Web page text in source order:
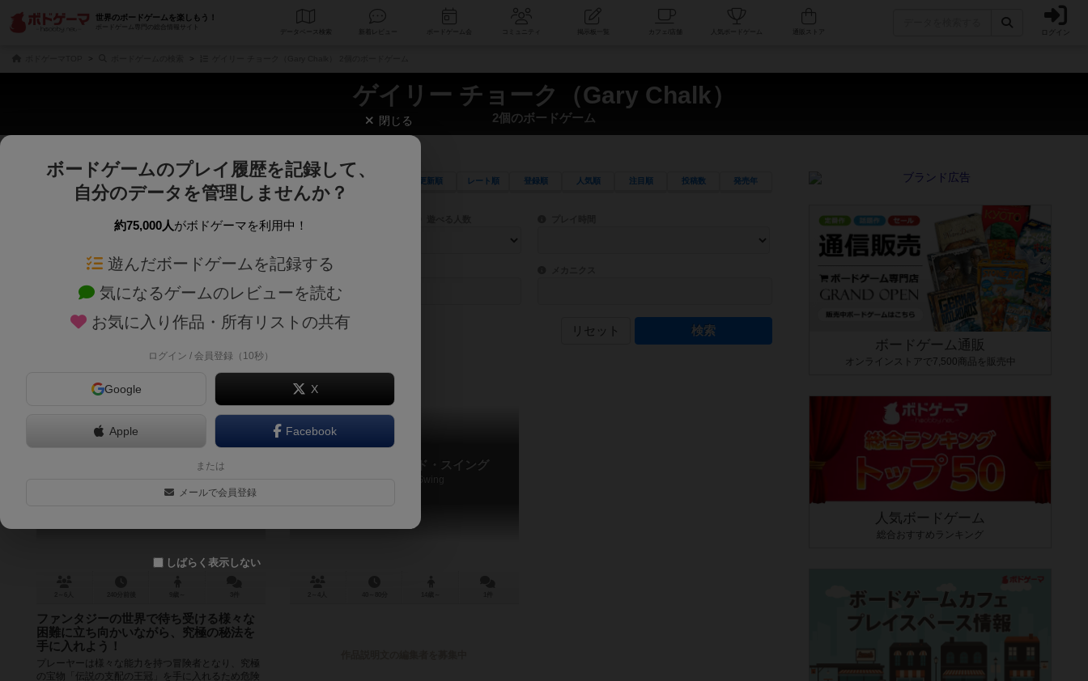
世界のボードゲームを楽しもう！
ボードゲーム専門の総合情報サイト
データベース コミュニティ 人気ボードゲーム ログイン
ゲイリー チョーク（Gary Chalk）
2個のボードゲーム
じっくり表示 更新順 レート順 登録順 人気順 注目順 投稿数 発売年
商品名、商品説明文、デザイナー名、テーマ名、メカニクス名を対象にフリーワード検索ができます。
ゲームデザイナー名を指定して検索できます。
ゲームデザイナー 目安となる所要時間を指定することができます。マニュアルを読む時間や参加者へのルール説明時間は含まれていないため、初めて
対象年齢を指定します。 世界観や登場人物などモチーフ・ストーリーを指定することができます。直感的にゲームシステムを理解できるよう、中世ファンタジー・クッキング・海賊同士の対決など、ゲームコンセプトを絞
テーマ/フレーバー ゲーム性を構成するコアシステムです。主にボードゲームに慣れている方向けの絞込機能です。例えば「ダイスロール」はランダ
リセット
ファンタジーの世界で待ち受ける様々な
困難に立ち向かいながら、究極の秘法を
手に入れよう！
プレーヤーは様々な能力を持つ冒険者となり、究極
の宝物「伝説の支配の王冠」を手に入れるため危険
シャッフル・アンド・スイング
Shuffle and Swing
ボードゲーム通販
オンラインストアで7,500商品を販売中
人気ボードゲーム
総合おすすめランキング
閉じる
ボードゲームのプレイ履歴を記録して、
自分のデータを管理しませんか？
約75,000人がボドゲーマを利用中！
遊んだボードゲームを記録する
気になるゲームのレビューを読む
お気に入り作品・所有リストの共有
ログイン / 会員登録（10秒）
Google X
Apple Facebook
または
メールで会員登録
しばらく表示しない